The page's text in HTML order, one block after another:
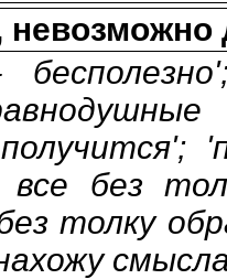
невозможно
без
толку